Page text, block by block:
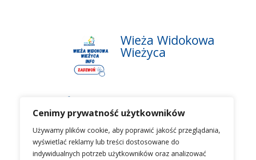
Cenimy prywatność użytkowników
Używamy plików cookie, aby poprawić jakość przeglądania,
wyświetlać reklamy lub treści dostosowane do
indywidualnych potrzeb użytkowników oraz analizować
Wieża Widokowa
Wieżyca
Telefon do Zarządcy Wieży
Widokowej – Gmina Stężyca
Wieża widokowa czynna!